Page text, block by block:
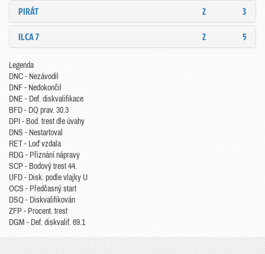
PIRÁT
2
3
ILCA 7
2 5
Legenda
DNC - Nezávodil
DNF - Nedokončil
DNE - Def. diskvalifikace
BFD - DQ prav. 30.3
DPI - Bod. trest dle úvahy
DNS - Nestartoval
RET - Loď vzdala
RDG - Přiznání nápravy
SCP - Bodový trest 44.
UFD - Disk. podle vlajky U
OCS - Předčasný start
DSQ - Diskvalifikován
ZFP - Procent. trest
DGM - Def. diskvalif. 69.1